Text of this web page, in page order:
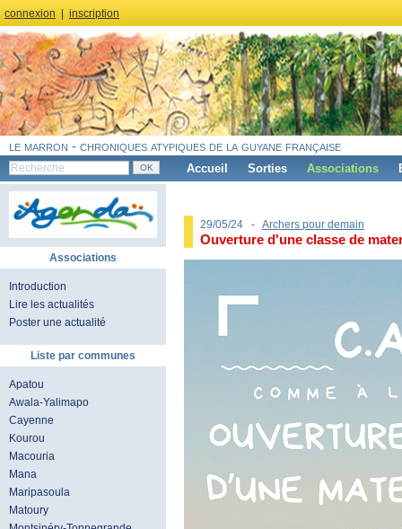
connexion inscription
le marron - chroniques atypiques de la guyane française
Accueil Sorties Associations
Associations
Introduction
Lire les actualités
Poster une actualité
Liste par communes
Apatou
Awala-Yalimapo
Cayenne
Kourou
Macouria
Mana
Maripasoula
Matoury
29/05/24 - Archers pour demain
Ouverture d'une classe de